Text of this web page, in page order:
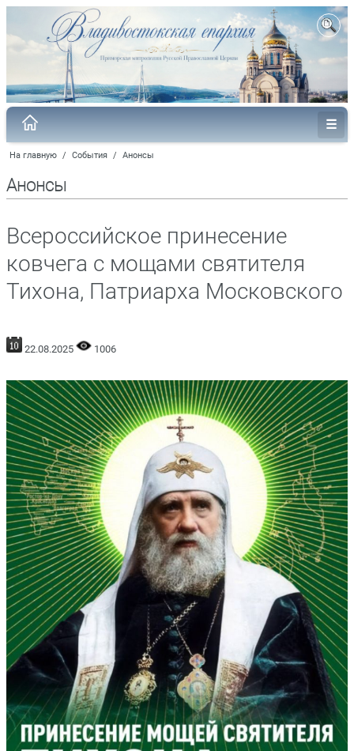
На главную / События / Анонсы
Анонсы
Всероссийское принесение
ковчега с мощами святителя
Тихона, Патриарха Московского
22.08.2025 1006